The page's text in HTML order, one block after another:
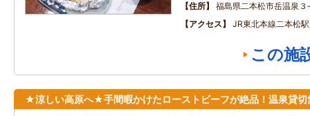
住所
福島県二本松市岳温泉３
アクセス
JR東北本線二本松
この施
★涼しい高原へ★手間暇かけたローストビーフが絶品！温泉貸切